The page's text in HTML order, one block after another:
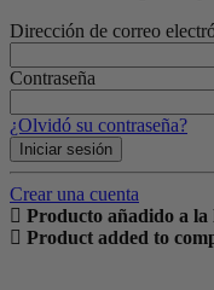
Dirección de correo
Contraseña
¿Olvidó su contraseña?
Iniciar sesión
Crear una cuenta
Producto añadido a la
Product added to